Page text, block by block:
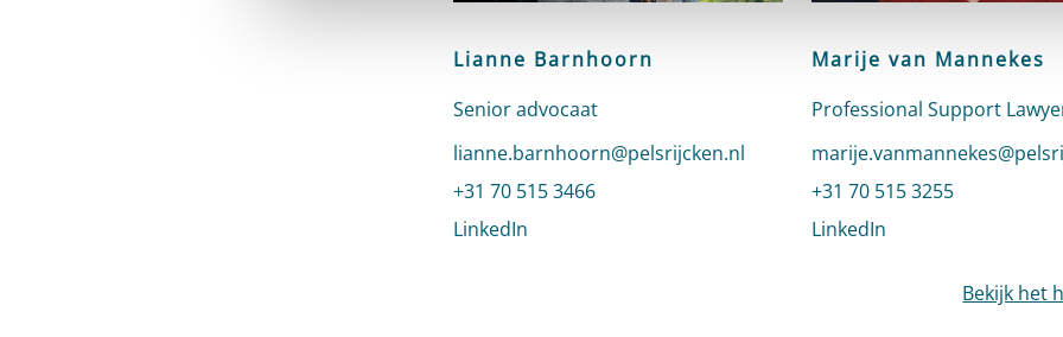
Lianne Barnhoorn
Senior advocaat
Stuur een e-mail naar Lianne Barnhoorn
lianne.barnhoorn@pelsrijcken.nl
Bel naar Lianne Barnhoorn
+31 70 515 3466
LinkedIn
Marije van Mannekes
Professional Support
Stuur een e-mail naar Marije
Bel naar Marije van
+31 70 515 3255
LinkedIn
Bekijk het